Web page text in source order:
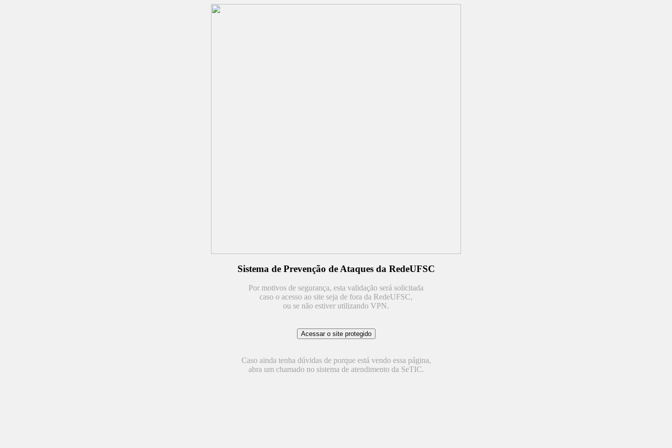
Sistema de Prevenção de Ataques da RedeUFSC
Por motivos de segurança, esta validação será solicitada
caso o acesso ao site seja de fora da RedeUFSC,
ou se não estiver utilizando VPN.
Caso ainda tenha dúvidas de porque está vendo essa página,
abra um chamado no sistema de atendimento da SeTIC.